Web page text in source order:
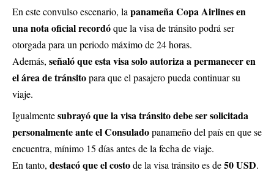
En este convulso escenario, lapanameña Copa Airlines en
unanota oficialrecordóque la visa de tránsito podrá ser
otorgada para un periodo máximo de 24 horas.
Además, señaló que esta visa solo autoriza a permanecer en
el área de tránsitopara que el pasajero pueda continuar su
viaje.
Igualmentesubrayó que la visa tránsito debe ser solicitada
personalmente ante el Consuladopanameño del país en que se
encuentra, mínimo 15 días antes de la fecha de viaje.
En tanto, destacó que el costode la visa tránsito es de50 USD.